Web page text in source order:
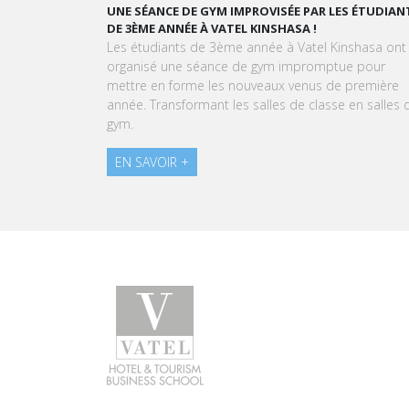
GRAND ORAL : TRANSFORMONS LE STRESS EN
GOURMAND !
À l'approche du Grand Oral, les étudiants de Vatel
Kinshasa sont invités à transformer le stress en une
expérience aussi délicieuse qu'une création
pâtissière.